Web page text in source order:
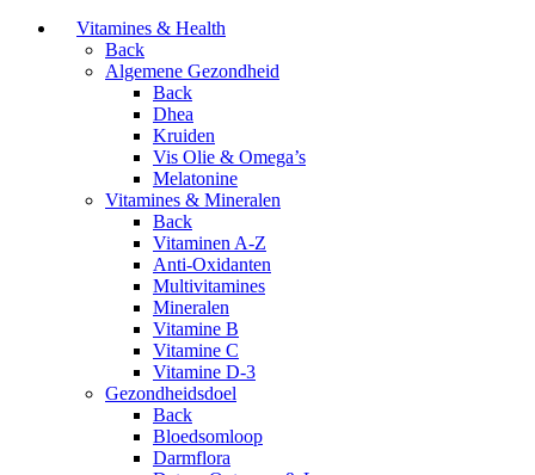
Vitamines & Health
Back
Algemene Gezondheid
Back
Dhea
Kruiden
Vis Olie & Omega’s
Melatonine
Vitamines & Mineralen
Back
Vitaminen A-Z
Anti-Oxidanten
Multivitamines
Mineralen
Vitamine B
Vitamine C
Vitamine D-3
Gezondheidsdoel
Back
Bloedsomloop
Darmflora